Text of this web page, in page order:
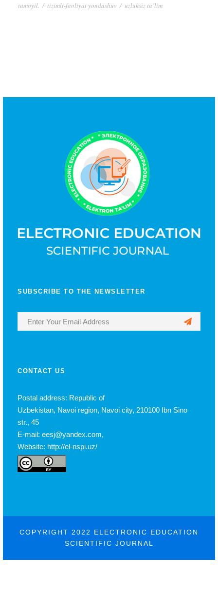
tamoyil. / tizimli-faoliyat yondashuv / uzluksiz ta’lim
SUBSCRIBE TO THE NEWSLETTER
CONTACT US
Postal address: Republic of
Uzbekistan, Navoi region, Navoi city, 210100 Ibn Sino
str., 45
E-mail: eesj@yandex.com,
Website: http://el-nspi.uz/
COPYRIGHT 2022 ELECTRONIC EDUCATION
SCIENTIFIC JOURNAL